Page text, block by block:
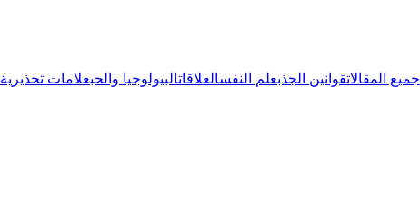
جميع المقالاتقوانين الجذبعلم النفسالعلاقاتالبيولوجيا والحبعلامات تحذيرية